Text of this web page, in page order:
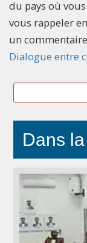
du pays où
vous rappeler
un
Dialogue entre
Dans